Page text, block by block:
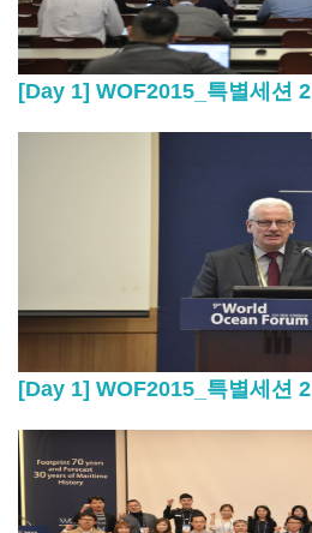
[Day 1] WOF2015_특별세션 2
[Day 1] WOF2015_특별세션 2